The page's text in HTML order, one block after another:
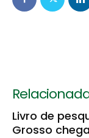
Livro de
Grosso